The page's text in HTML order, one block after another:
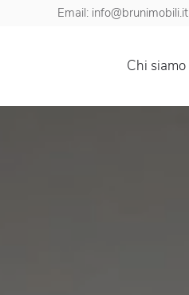
Email: info@brunimobili.it
Chi siamo